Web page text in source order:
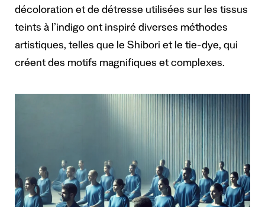
décoloration et de détresse utilisées sur les tissus
teints à l’indigo ont inspiré diverses méthodes
artistiques, telles que le Shibori et le tie-dye, qui
créent des motifs magnifiques et complexes.